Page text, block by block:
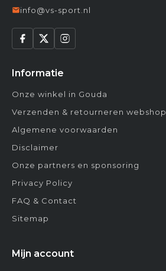
info@vs-sport.nl
Informatie
Onze winkel in Gouda
Verzenden & retourneren webshop
Algemene voorwaarden
Disclaimer
Onze partners en sponsoring
Privacy Policy
FAQ & Contact
Sitemap
Mijn account